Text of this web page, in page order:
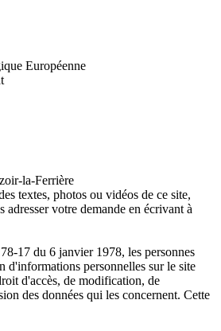
Européenne
la-Ferrière
textes, photos ou vidéos de ce site,
votre demande en écrivant à
17 du 6 janvier 1978, les personnes
d'informations personnelles sur le site
d'accès, de modification, de
des données qui les concernent. Cette